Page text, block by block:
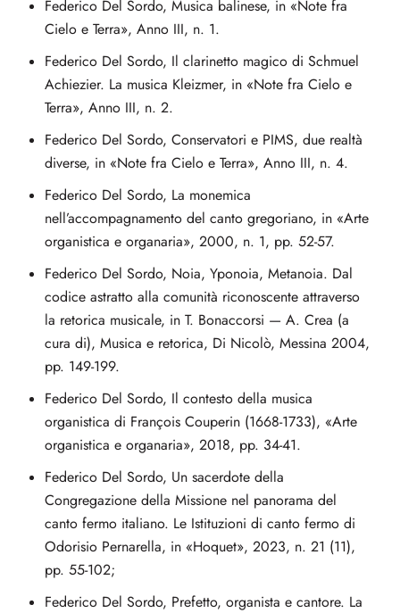
Federico Del Sordo, Musica balinese, in «Note fra
Cielo e Terra», Anno III, n. 1.
Federico Del Sordo, Il clarinetto magico di Schmuel
Achiezier. La musica Kleizmer, in «Note fra Cielo e
Terra», Anno III, n. 2.
Federico Del Sordo, Conservatori e PIMS, due realtà
diverse, in «Note fra Cielo e Terra», Anno III, n. 4.
Federico Del Sordo, La monemica
nell’accompagnamento del canto gregoriano, in «Arte
organistica e organaria», 2000, n. 1, pp. 52-57.
Federico Del Sordo, Noia, Yponoia, Metanoia. Dal
codice astratto alla comunità riconoscente attraverso
la retorica musicale, in T. Bonaccorsi — A. Crea (a
cura di), Musica e retorica, Di Nicolò, Messina 2004,
pp. 149-199.
Federico Del Sordo, Il contesto della musica
organistica di François Couperin (1668-1733), «Arte
organistica e organaria», 2018, pp. 34-41.
Federico Del Sordo, Un sacerdote della
Congregazione della Missione nel panorama del
canto fermo italiano. Le Istituzioni di canto fermo di
Odorisio Pernarella, in «Hoquet», 2023, n. 21 (11),
pp. 55-102;
Federico Del Sordo, Prefetto, organista e cantore. La